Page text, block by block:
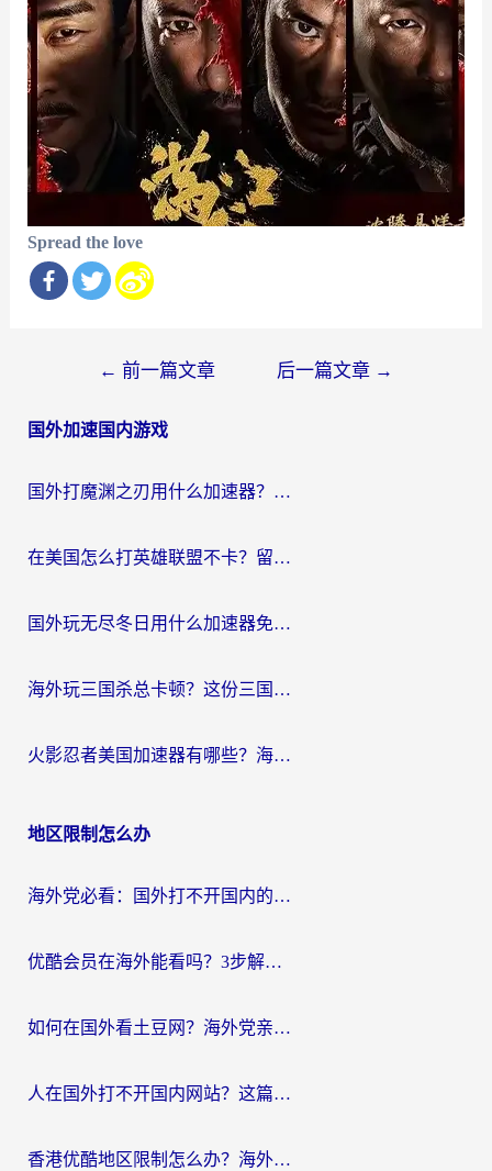
Spread the love
导
← 前一篇文章 后一篇文章 →
国外加速国内游戏
国外打魔渊之刃用什么加速器？2026海外玩家国服游戏加速全攻略（附闪耀暖暖&复苏的魔女避坑指南）
在美国怎么打英雄联盟不卡？留学生亲测的国服游戏加速全攻略
国外玩无尽冬日用什么加速器免费？海外党国服游戏加速避坑指南
海外玩三国杀总卡顿？这份三国杀游戏加速器指南帮你告别延迟烦恼
火影忍者美国加速器有哪些？海外党亲测的国服游戏加速全攻略（含菲律宾玩三国之刃守望黎明技巧）
地区限制怎么办
海外党必看：国外打不开国内的app怎么办？3步解决你的乡愁
优酷会员在海外能看吗？3步解决海外追剧难题，附实测好用加速器推荐
如何在国外看土豆网？海外党亲测有效的追剧加速器选择指南
人在国外打不开国内网站？这篇攻略帮你无缝解锁国内资源（附交管12123使用技巧）
香港优酷地区限制怎么办？海外党亲测有效的追剧解决方案